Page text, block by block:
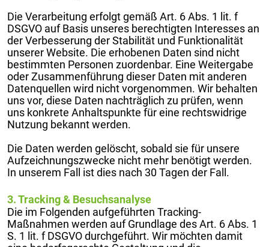
Die Verarbeitung erfolgt gemäß Art. 6 Abs. 1 lit. f
DSGVO auf Basis unseres berechtigten Interesses an
der Verbesserung der Stabilität und Funktionalität
unserer Website. Die erhobenen Daten sind nicht
bestimmten Personen zuordenbar. Eine Weitergabe
oder Zusammenführung dieser Daten mit anderen
Datenquellen wird nicht vorgenommen. Wir behalten
uns vor, diese Daten nachträglich zu prüfen, wenn
uns konkrete Anhaltspunkte für eine rechtswidrige
Nutzung bekannt werden.
Die Daten werden gelöscht, sobald sie für unsere
Aufzeichnungszwecke nicht mehr benötigt werden.
In unserem Fall ist dies nach 30 Tagen der Fall.
3. Tracking & Besuchsanalyse
Die im Folgenden aufgeführten Tracking-
Maßnahmen werden auf Grundlage des Art. 6 Abs. 1
S. 1 lit. f DSGVO durchgeführt. Wir möchten damit